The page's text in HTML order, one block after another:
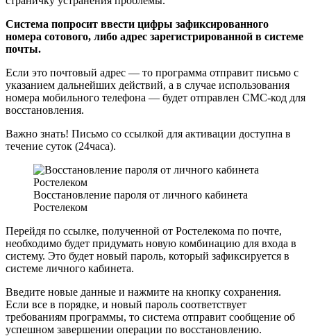
Система попросит ввести цифры зафиксированного
номера сотового, либо адрес зарегистрированной в системе
почты.
Если это почтовый адрес — то программа отправит письмо с
указанием дальнейших действий, а в случае использования
номера мобильного телефона — будет отправлен СМС-код для
восстановления.
Важно знать! Письмо со ссылкой для активации доступна в
течение суток (24часа).
Восстановление пароля от личного кабинета
Ростелеком
Перейдя по ссылке, полученной от Ростелекома по почте,
необходимо будет придумать новую комбинацию для входа в
систему. Это будет новый пароль, который зафиксируется в
системе личного кабинета.
Введите новые данные и нажмите на кнопку сохранения.
Если все в порядке, и новый пароль соответствует
требованиям программы, то система отправит сообщение об
успешном завершении операции по восстановлению.